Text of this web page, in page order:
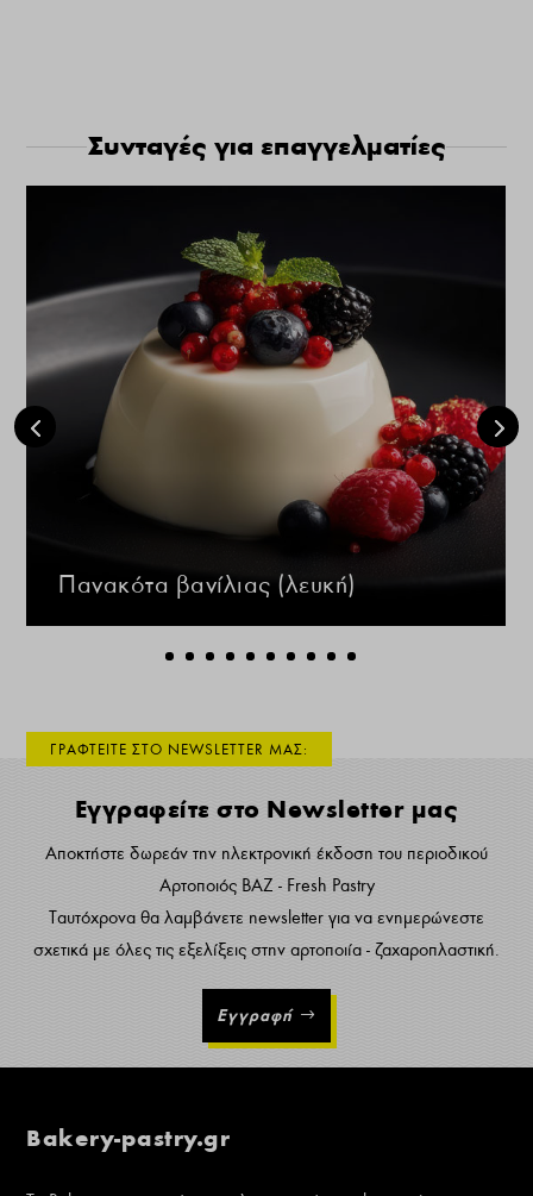
Συνταγές για επαγγελματίες
Πανακότα βανίλιας (λευκή)
ΓΡΑΦΤΕΙΤΕ ΣΤΟ NEWSLETTER ΜΑΣ:
Εγγραφείτε στο Newsletter μας
Αποκτήστε δωρεάν την ηλεκτρονική έκδοση του περιοδικού
Αρτοποιός ΒΑΖ - Fresh Pastry
Ταυτόχρονα θα λαμβάνετε newsletter για να ενημερώνεστε
σχετικά με όλες τις εξελίξεις στην αρτοποιία - ζαχαροπλαστική.
Εγγραφή
Bakery-pastry.gr